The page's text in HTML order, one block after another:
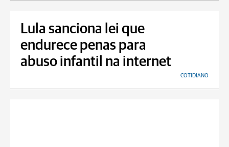
Lula sanciona lei que
endurece penas para
abuso infantil na internet
COTIDIANO